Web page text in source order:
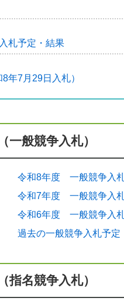
札予定・結果
年7月29日入札）
停止情報
年6月15日入札）
査（概要・様式）
を試行します
一般競争入札）
令和8年度 一般競争入
令和7年度 一般競争入
令和6年度 一般競争入
過去の一般競争入札予定
指名競争入札）